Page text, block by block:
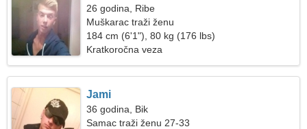
26 godina, Ribe
Muškarac traži ženu
184 cm (6'1"), 80 kg (176 lbs)
Kratkoročna veza
Jami
36 godina, Bik
Samac traži ženu 27-33